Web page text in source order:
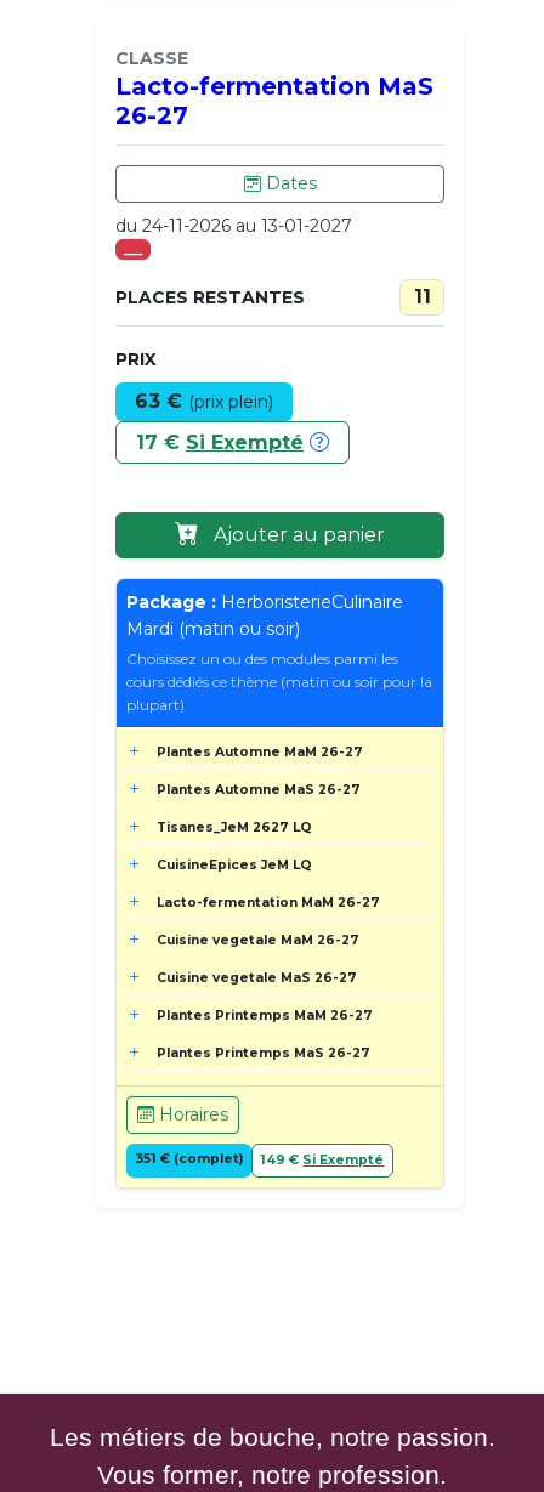
CLASSE
Lacto-fermentation MaS
26-27
Dates
du 24-11-2026 au 13-01-2027
___
PLACES RESTANTES 11
PRIX
63 € (prix plein)
17 € Si Exempté
Ajouter au panier
Package : HerboristerieCulinaire
Mardi (matin ou soir)
Choisissez un ou des modules parmi les
cours dédiés ce thème (matin ou soir pour la
plupart)
Plantes Automne MaM 26-27
Plantes Automne MaS 26-27
Tisanes_JeM 2627 LQ
CuisineEpices JeM LQ
Lacto-fermentation MaM 26-27
Cuisine vegetale MaM 26-27
Cuisine vegetale MaS 26-27
Plantes Printemps MaM 26-27
Plantes Printemps MaS 26-27
Horaires
351 € (complet) 149 € Si Exempté
Les métiers de bouche, notre passion.
Vous former, notre profession.